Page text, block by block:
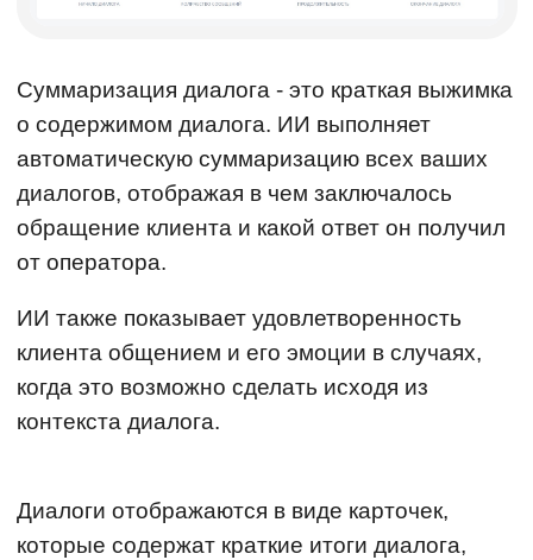
Суммаризация диалога - это краткая выжимка
о содержимом диалога. ИИ выполняет
автоматическую суммаризацию всех ваших
диалогов, отображая в чем заключалось
обращение клиента и какой ответ он получил
от оператора.
ИИ также показывает удовлетворенность
клиента общением и его эмоции в случаях,
когда это возможно сделать исходя из
контекста диалога.
Диалоги отображаются в виде карточек,
которые содержат краткие итоги диалога,